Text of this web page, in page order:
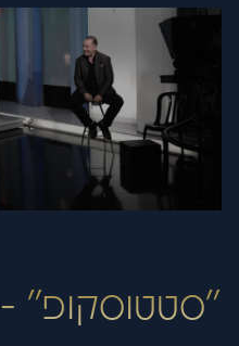
"סטטוסקופ" -